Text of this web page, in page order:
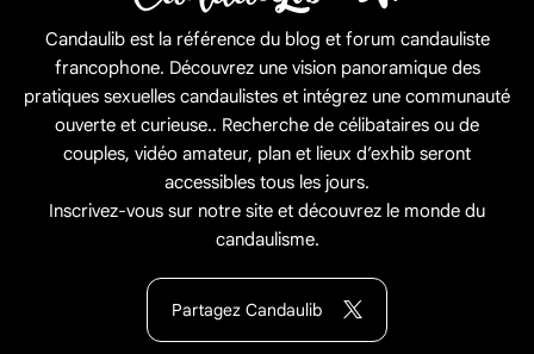
Candaulib est la référence du blog et forum candauliste
francophone. Découvrez une vision panoramique des
pratiques sexuelles candaulistes et intégrez une communauté
ouverte et curieuse.. Recherche de célibataires ou de
couples, vidéo amateur, plan et lieux d’exhib seront
accessibles tous les jours.
Inscrivez-vous sur notre site et découvrez le monde du
candaulisme.
Partagez Candaulib